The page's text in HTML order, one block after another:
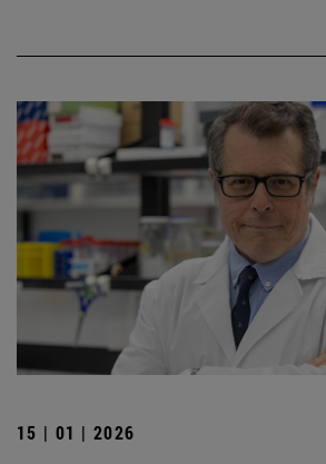
15 | 01 | 2026